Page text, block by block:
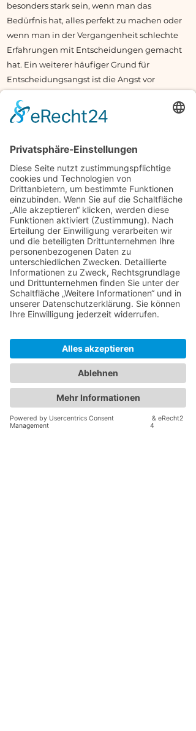
besonders stark sein, wenn man das
Bedürfnis hat, alles perfekt zu machen oder
wenn man in der Vergangenheit schlechte
Erfahrungen mit Entscheidungen gemacht
hat. Ein weiterer häufiger Grund für
Entscheidungsangst ist die Angst vor
meistens Angst vor dem Unbekannten. Diese
Angst kann dazu führen, dass man
hinauszögert, was oft zu noch mehr Stress
und Unsicherheit führt. Schuldgefühle und
Zweifel spielen ebenfalls oft eine große Rolle.
Manche Menschen fühlen sich schuldig,
wenn sie Entscheidungen treffen, die andere
beeinflussen könnten, oder zweifeln ständig
an ihrer Wahl. Schuldgefühle und Zweifel
können es schwer machen, klare und
selbstbewusste Entscheidungen zu treffen,
und sollten tiefer beleuchtet werden.
Strategien zur Verbesserung der
Was können Sie nun tun um leichter zu einer
Entscheidung zu finden?​
Selbstreflexion: Verstehen Sie Ihre eigenen
Werte, Bedürfnisse und Prioritäten. Nehmen
Sie sich Zeit, um darüber nachzudenken, was